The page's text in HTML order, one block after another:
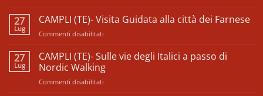
su
𝗱𝗲𝗹𝗹𝗲
𝗖𝗼𝗺𝘂𝗻𝗶𝘁à
𝗱’𝗔𝗯𝗿𝘂𝘇𝘇𝗼
–
𝗘𝗱𝗶𝘇𝗶𝗼𝗻𝗲
27
Lug
CAMPLI (TE)- Visita Guidata alla città dei Farnese
Commenti disabilitati
(TE)-
Guidata
27
Lug
CAMPLI (TE)- Sulle vie degli Italici a passo di
Nordic Walking
Commenti disabilitati